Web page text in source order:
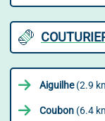
Aiguilhe(2.9
Coubon (6.4